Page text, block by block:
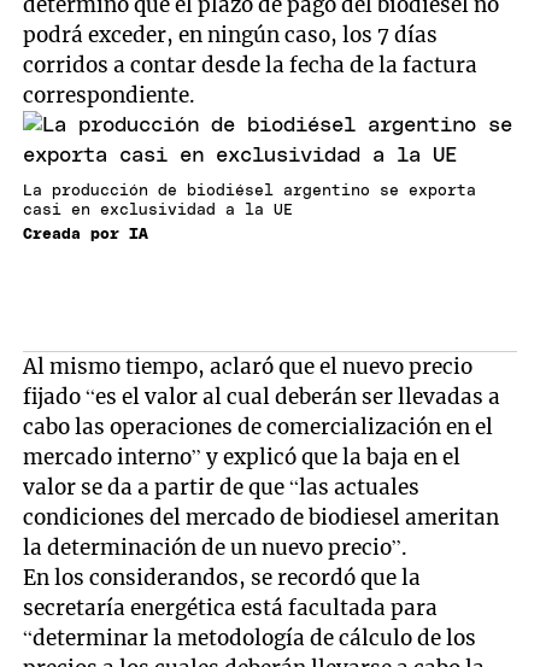
podrá exceder, en ningún caso, los 7 días
corridos a contar desde la fecha de la factura
correspondiente.
La producción de biodiésel argentino se exporta
casi en exclusividad a la UE
Creada por IA
Al mismo tiempo, aclaró que el nuevo precio
fijado “es el valor al cual deberán ser llevadas a
cabo las operaciones de comercialización en el
mercado interno” y explicó que la baja en el
valor se da a partir de que “las actuales
condiciones del mercado de biodiesel ameritan
la determinación de un nuevo precio”.
En los considerandos, se recordó que la
secretaría energética está facultada para
“determinar la metodología de cálculo de los